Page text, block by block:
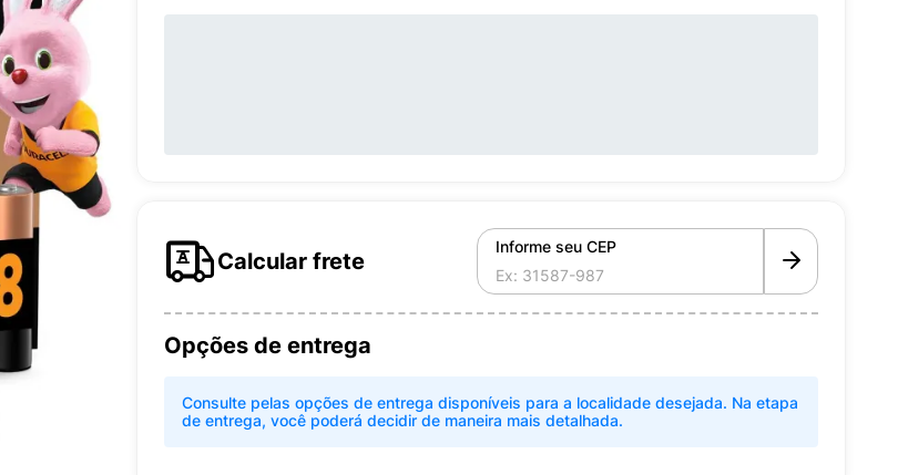
Calcular frete
Informe seu CEP
Opções de entrega
Consulte pelas opções de entrega disponíveis para a localidade desejada. Na etapa
de entrega, você poderá decidir de maneira mais detalhada.